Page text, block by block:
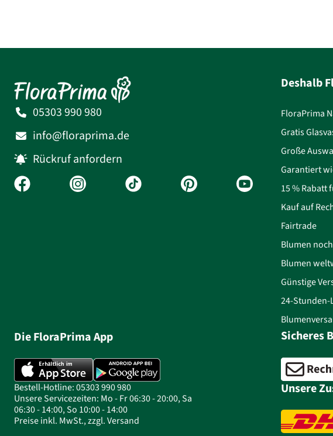
05303 990 980
info@floraprima.de
Rückruf anfordern
Die FloraPrima App
Bestell-Hotline: 05303 990 980
Unsere Servicezeiten: Mo - Fr 06:30 - 20:00, Sa
06:30 - 14:00, So 10:00 - 14:00
Preise inkl. MwSt., zzgl. Versand
Deshalb
FloraPrima
Gratis
Große
Garantiert
15 % Rabatt
Kauf auf
Fairtrade
Blumen
Blumen
Günstige
24-
Sicheres
Unsere